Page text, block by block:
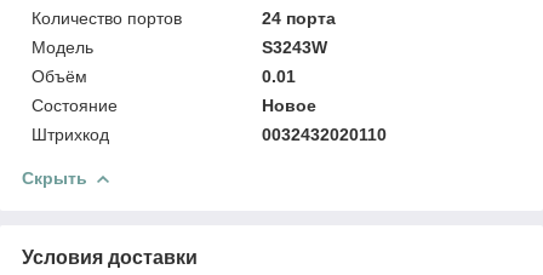
Количество портов
24 порта
Модель
S3243W
Объём
0.01
Состояние
Новое
Штрихкод
0032432020110
Скрыть
Условия доставки